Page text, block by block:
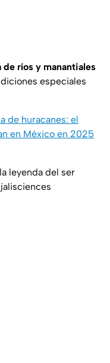
de ríos y manantiales
especiales
de huracanes: el
en México en 2025
leyenda del ser